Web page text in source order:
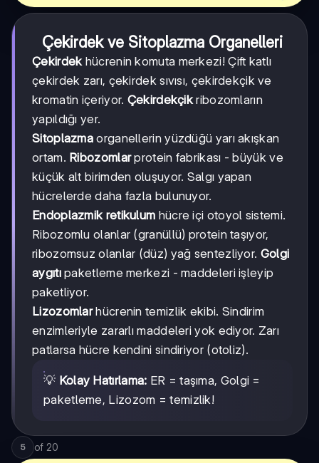
Çekirdek ve Sitoplazma Organelleri
Çekirdek hücrenin komuta merkezi! Çift katlı
çekirdek zarı, çekirdek sıvısı, çekirdekçik ve
kromatin içeriyor. Çekirdekçik ribozomların
yapıldığı yer.
Sitoplazma organellerin yüzdüğü yarı akışkan
ortam. Ribozomlarprotein fabrikası - büyük ve
küçük alt birimden oluşuyor. Salgı yapan
hücrelerde daha fazla bulunuyor.
Endoplazmik retikulum hücre içi otoyol sistemi.
Ribozomlu olanlar (granüllü) protein taşıyor,
ribozomsuz olanlar (düz) yağ sentezliyor. Golgi
aygıtıpaketleme merkezi - maddeleri işleyip
paketliyor.
Lizozomlarhücrenin temizlik ekibi. Sindirim
enzimleriyle zararlı maddeleri yok ediyor. Zarı
patlarsa hücre kendini sindiriyor (otoliz).
💡 Kolay Hatırlama: ER = taşıma, Golgi =
paketleme, Lizozom = temizlik!
5 of 20